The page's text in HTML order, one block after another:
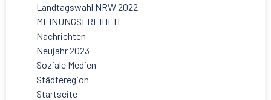
Landtagswahl NRW 2022
MEINUNGSFREIHEIT
Nachrichten
Neujahr 2023
Soziale Medien
Städteregion
Startseite